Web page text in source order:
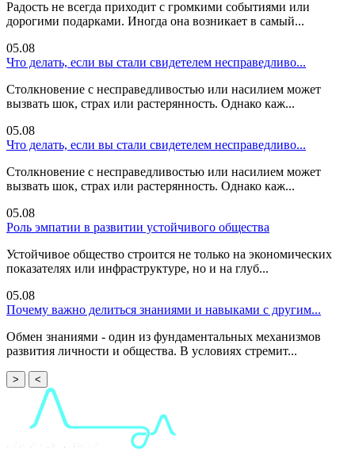
Радость не всегда приходит с громкими событиями или
дорогими подарками. Иногда она возникает в самый...
05.08
Что делать, если вы стали свидетелем несправедливо...
Столкновение с несправедливостью или насилием может
вызвать шок, страх или растерянность. Однако каж...
05.08
Что делать, если вы стали свидетелем несправедливо...
Столкновение с несправедливостью или насилием может
вызвать шок, страх или растерянность. Однако каж...
05.08
Роль эмпатии в развитии устойчивого общества
Устойчивое общество строится не только на экономических
показателях или инфраструктуре, но и на глуб...
05.08
Почему важно делиться знаниями и навыками с другим...
Обмен знаниями - один из фундаментальных механизмов
развития личности и общества. В условиях стремит...
> <